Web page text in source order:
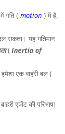
गति ( motion ) में है,
सकता। यह गतिमान
( Inertia of
एक बाहरी बल (
एजेंट की परिभाषा